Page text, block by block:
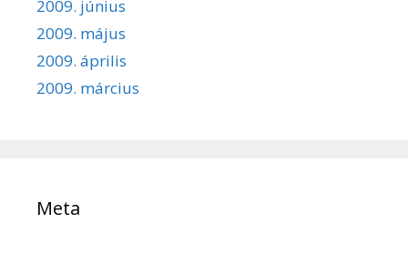
2009. június
2009. május
2009. április
2009. március
Meta